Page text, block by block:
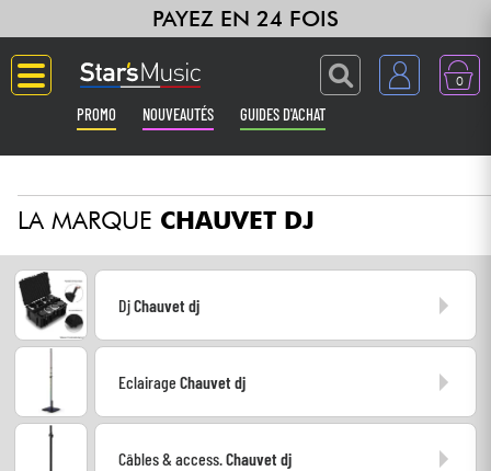
PAYEZ EN 24 FOIS
0
PROMO NOUVEAUTÉS GUIDES D'ACHAT
Guitares & Basses
Amplis & Effets
Claviers & Pianos
Synthés & Sampleurs
Home Studio
LA MARQUE CHAUVET DJ
DjChauvet dj
EclairageChauvet dj
Câbles & access.Chauvet dj